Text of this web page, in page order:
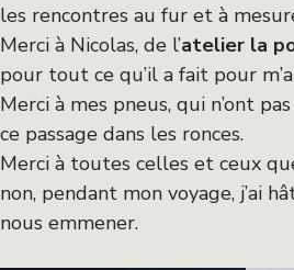
les rencontres au fur et à
Merci à Nicolas, de l’atelier la
pour tout ce qu’il a fait pour
Merci à mes pneus, qui n’ont
ce passage dans les ronces.
Merci à toutes celles et ceux
non, pendant mon voyage, j’ai
nous emmener.